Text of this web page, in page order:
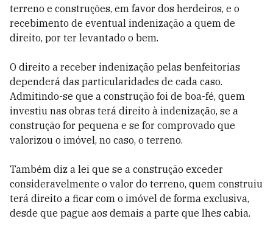
terreno e construções, em favor dos herdeiros, e o
recebimento de eventual indenização a quem de
direito, por ter levantado o bem.
O direito a receber indenização pelas benfeitorias
dependerá das particularidades de cada caso.
Admitindo-se que a construção foi de boa-fé, quem
investiu nas obras terá direito à indenização, se a
construção for pequena e se for comprovado que
valorizou o imóvel, no caso, o terreno.
Também diz a lei que se a construção exceder
consideravelmente o valor do terreno, quem construiu
terá direito a ficar com o imóvel de forma exclusiva,
desde que pague aos demais a parte que lhes cabia.